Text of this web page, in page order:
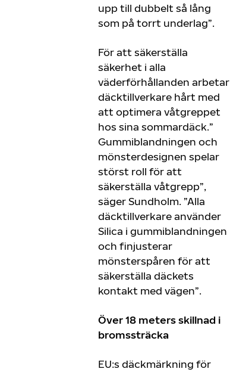
upp till dubbelt så lång
som på torrt underlag”.
För att säkerställa
säkerhet i alla
väderförhållanden arbetar
däcktillverkare hårt med
att optimera våtgreppet
hos sina sommardäck.”
Gummiblandningen och
mönsterdesignen spelar
störst roll för att
säkerställa våtgrepp”,
säger Sundholm. ”Alla
däcktillverkare använder
Silica i gummiblandningen
och finjusterar
mönsterspåren för att
säkerställa däckets
kontakt med vägen”.
Över 18 meters skillnad i
bromssträcka
EU:s däckmärkning för